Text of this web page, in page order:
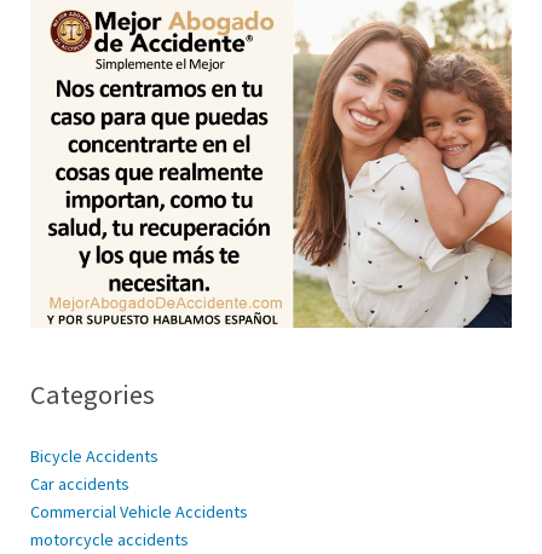
Categories
Bicycle Accidents
Car accidents
Commercial Vehicle Accidents
motorcycle accidents